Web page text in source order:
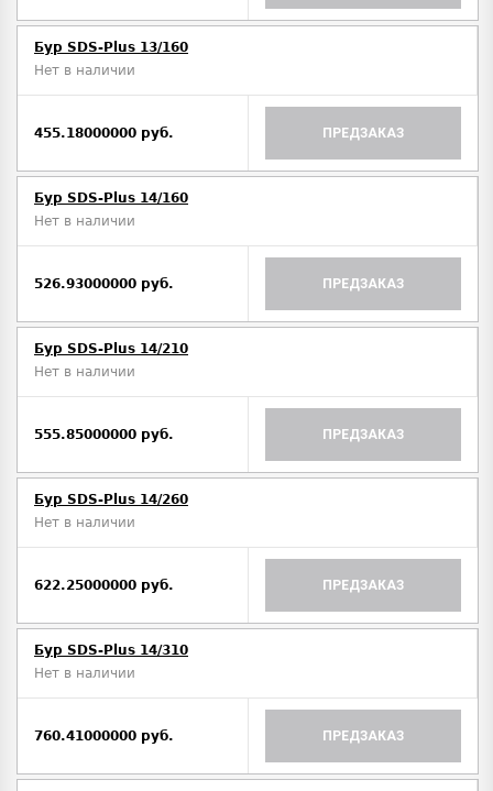
Бур SDS-Plus 13/160
Нет в наличии
455.18000000 руб. ПРЕДЗАКАЗ
Бур SDS-Plus 14/160
Нет в наличии
526.93000000 руб. ПРЕДЗАКАЗ
Бур SDS-Plus 14/210
Нет в наличии
555.85000000 руб. ПРЕДЗАКАЗ
Бур SDS-Plus 14/260
Нет в наличии
622.25000000 руб. ПРЕДЗАКАЗ
Бур SDS-Plus 14/310
Нет в наличии
760.41000000 руб. ПРЕДЗАКАЗ